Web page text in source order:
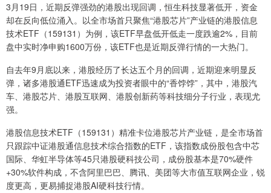
3月19日，近期反弹强劲的港股出现回调，恒生科技显著低开，资金
却在反向低位涌入。以全市场首只聚焦“港股芯片”产业链的港股信息
技术ETF（159131）为例，该ETF早盘低开低走一度跌逾2%，目前
盘中实时净申购1600万份，该ETF也是近期反弹行情的一大热门。
自去年9月底以来，港股经历了长达五个月的回调，近期迎来明显反
弹，诸多港股通ETF迅速成为投资者眼中的“香饽饽”，其中，港股汽
车、港股芯片、港股互联网、港股创新药等科技细分子行业，表现尤
强。
港股信息技术ETF（159131）精准卡位港股芯片产业链，是全市场首
只跟踪中证港股通信息技术综合指数的ETF，该指数成份股包含中芯
国际、华虹半导体等45只港股硬科技公司，成份股基本是70%硬件
+30%软件构成，不含阿里巴巴、腾讯、美团等大市值互联网企业，锐
度更高，更易捕捉港股AI硬科技行情。